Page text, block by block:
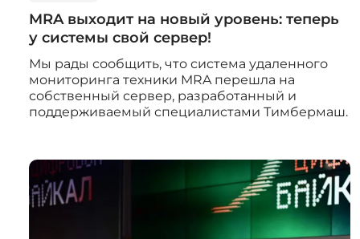
MRA выходит на новый уровень: теперь
у системы свой сервер!
Мы рады сообщить, что система удаленного
мониторинга техники MRA перешла на
собственный сервер, разработанный и
поддерживаемый специалистами Тимбермаш.